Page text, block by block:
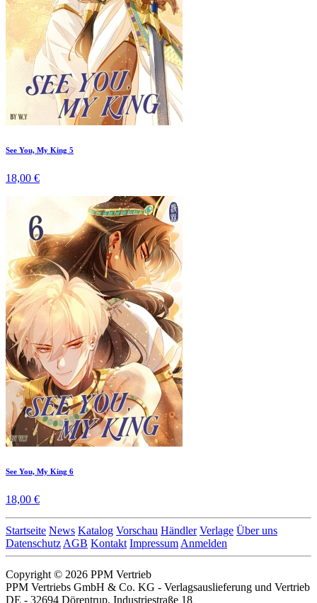
See You, My King 5
18,00 €
See You, My King 6
18,00 €
Startseite News Katalog Vorschau Händler Verlage Über uns
Datenschutz AGB Kontakt Impressum Anmelden
Copyright © 2026 PPM Vertrieb
PPM Vertriebs GmbH & Co. KG - Verlagsauslieferung und Vertrieb
DE - 32694 Dörentrup, Industriestraße 18